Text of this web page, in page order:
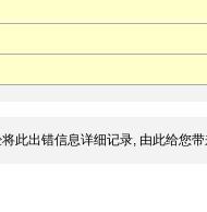
此出错信息详细记录, 由此给您